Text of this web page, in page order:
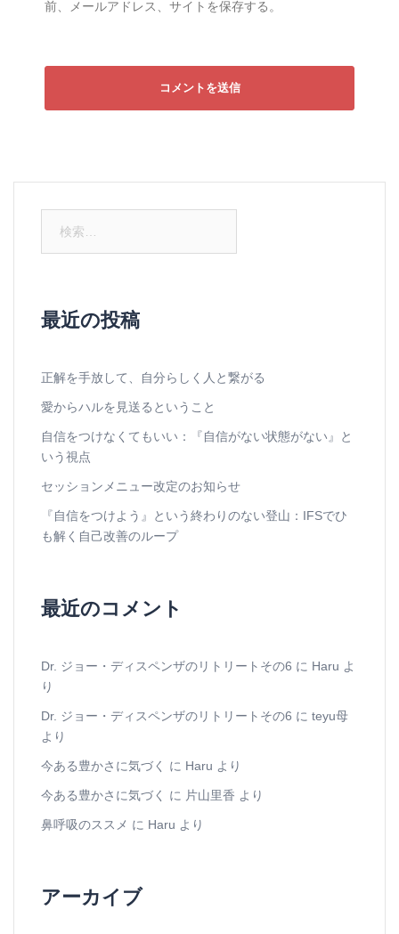
前、メールアドレス、サイトを保存する。
最近の投稿
正解を手放して、自分らしく人と繋がる
愛からハルを見送るということ
自信をつけなくてもいい：『自信がない状態がない』と
いう視点
セッションメニュー改定のお知らせ
『自信をつけよう』という終わりのない登山：IFSでひ
も解く自己改善のループ
最近のコメント
Dr. ジョー・ディスペンザのリトリートその6 に Haru よ
り
Dr. ジョー・ディスペンザのリトリートその6 に teyu母
より
今ある豊かさに気づく に Haru より
今ある豊かさに気づく に 片山里香 より
鼻呼吸のススメ に Haru より
アーカイブ